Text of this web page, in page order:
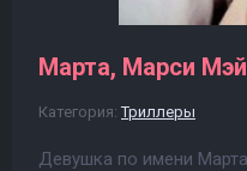
Марта, Марси
Категория: Триллеры
Девушка по имени